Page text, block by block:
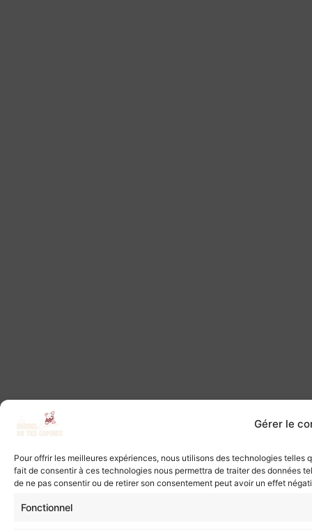
Gérer le
Pour offrir les meilleures expériences, nous utilisons des technologies
fait de consentir à ces technologies nous permettra de traiter des données
de ne pas consentir ou de retirer son consentement peut avoir un effet
Fonctionnel